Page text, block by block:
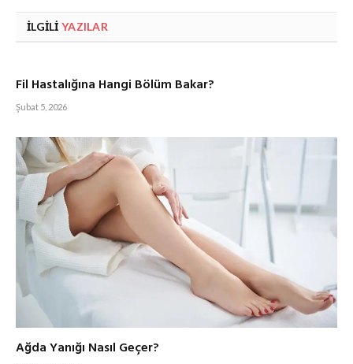
İLGILI YAZILAR
Fil Hastalığına Hangi Bölüm Bakar?
Şubat 5, 2026
Ağda Yanığı Nasıl Geçer?